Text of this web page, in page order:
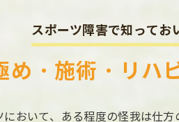
スポーツ障害で知ってお
め・施術・リハ
において、ある程度の怪我は仕方